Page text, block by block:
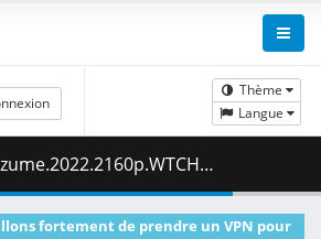
Thème
Langue
DL.DDP5.1.DV.HDR.H.265-VARYG.mkv.004 ( 483.20 MB )
fortement de prendre un VPN pour